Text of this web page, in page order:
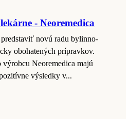
- Neoremedica
novú radu bylinno-
obohatených prípravkov.
výrobcu Neoremedica majú
výsledky v...